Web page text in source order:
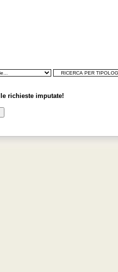
richieste imputate!